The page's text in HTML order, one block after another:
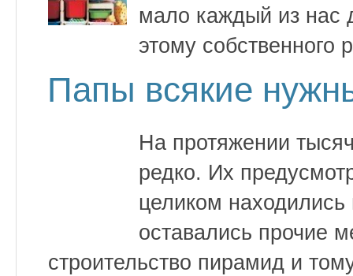
мало каждый из нас
этому собственного
Папы всякие
На протяжении
редко. Их
целиком
оставались прочие
строительство пирамид и